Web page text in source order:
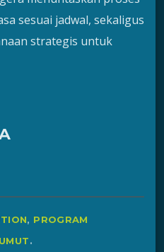
sesuai jadwal, sekaligus
strategis untuk
, PROGRAM
.